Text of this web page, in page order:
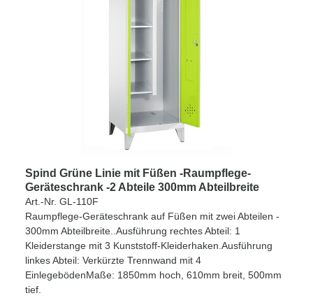
Spind Grüne Linie mit Füßen -Raumpflege-
Geräteschrank -2 Abteile 300mm Abteilbreite
Art.-Nr. GL-110F
Raumpflege-Geräteschrank auf Füßen mit zwei Abteilen -
300mm Abteilbreite..Ausführung rechtes Abteil: 1
Kleiderstange mit 3 Kunststoff-Kleiderhaken.Ausführung
linkes Abteil: Verkürzte Trennwand mit 4
EinlegebödenMaße: 1850mm hoch, 610mm breit, 500mm
tief.